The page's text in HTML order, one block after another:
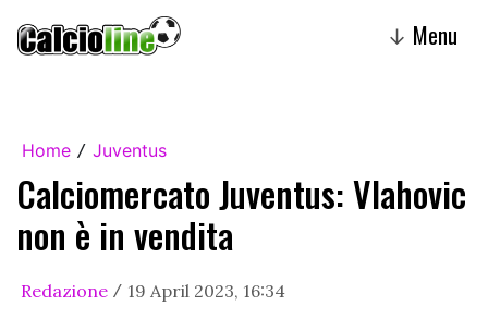
↓ Menu
Home / Juventus
Calciomercato Juventus: Vlahovic
non è in vendita
Redazione / 19 April 2023, 16:34